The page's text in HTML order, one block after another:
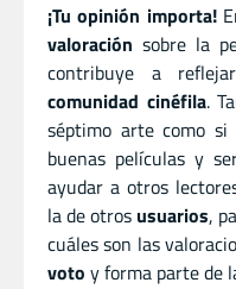
¡Tu opinión importa!
valoración sobre la
contribuye a
comunidad cinéfila.
séptimo arte como si
buenas películas y
ayudar a otros
la de otros usuarios,
cuáles son las
voto y forma parte de